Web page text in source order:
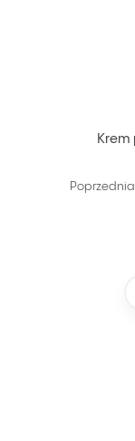
Krem